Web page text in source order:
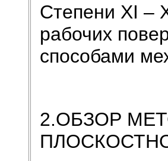
Степени XI –
рабочих
способами
2.ОБЗОР